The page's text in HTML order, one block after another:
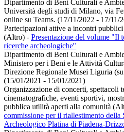
Dipartimento di Beni Culturali e
Università degli studi di Milano, via
online su Teams. (17/11/2022 - 17/11/
Partecipazioni attive a incontri
(Altro) - Presentazione del volume "Il
ricerche archeologiche"
Dipartimento di Beni Culturali e
Ministero per i Beni e le Attività
Direzione Regionale Musei Liguria
(15/01/2021 - 15/01/2021)
Organizzazione di concerti, spettacoli
cinematografiche, eventi sportivi,
pubblica utilità aperti alla comunità
commissione per il riallestimento della
Archeologico Platina di Piadena-